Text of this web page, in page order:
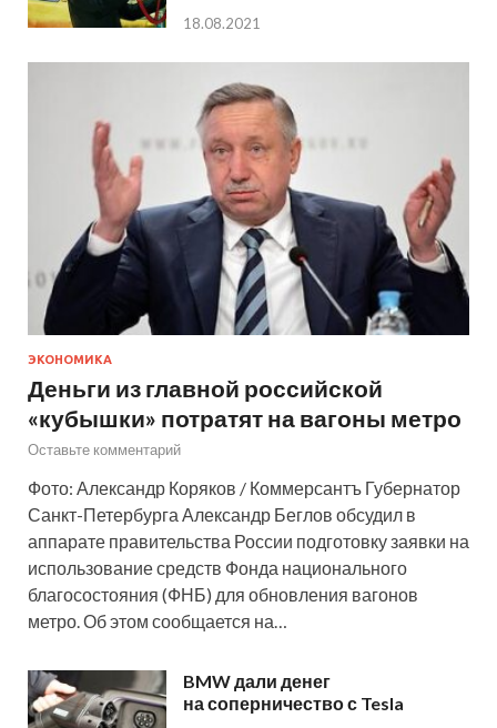
18.08.2021
ЭКОНОМИКА
Деньги из главной российской
«кубышки» потратят на вагоны метро
Оставьте комментарий
Фото: Александр Коряков / Коммерсантъ Губернатор
Санкт-Петербурга Александр Беглов обсудил в
аппарате правительства России подготовку заявки на
использование средств Фонда национального
благосостояния (ФНБ) для обновления вагонов
метро. Об этом сообщается на…
BMW дали денег
на соперничество с Tesla